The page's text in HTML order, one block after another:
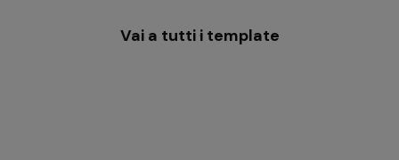
Vai a tutti i template